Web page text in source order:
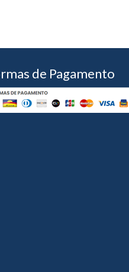
de Pagamento